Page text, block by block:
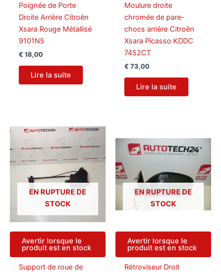
Poignée de Porte
Droite Arrière Citroën
Xsara Rouge Métallisé
9101N5
€ 18,00
Lire la suite
Moulure droite
chromée de pare-
chocs arrière Citroën
Xsara Picasso KDDC
7452CT
€ 73,00
Lire la suite
EN RUPTURE DE
STOCK
Avertir lorsque le
produit est en stock
Support de roue de
EN RUPTURE DE
STOCK
Avertir lorsque le
produit est en stock
Rétroviseur Droit